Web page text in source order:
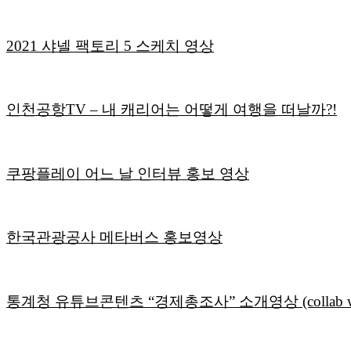
2021 샤넬 팩토리 5 스케치 영상
인천공항TV – 내 캐리어는 어떻게 여행을 떠날까?!
쿠팡플레이 어느 날 인터뷰 홍보 영상
한국관광공사 메타버스 홍보영상
통계청 유튜브콘텐츠 “경제총조사” 소개영상